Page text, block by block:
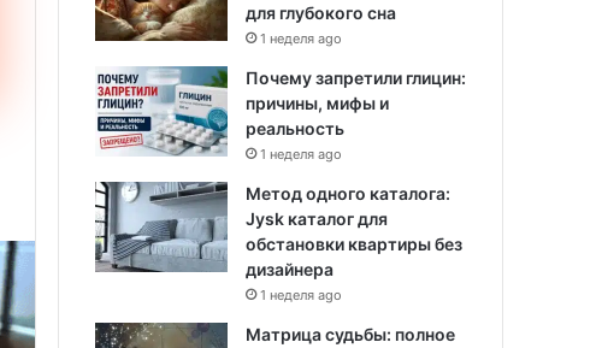
для глубокого сна
1 неделя ago
Почему запретили глицин:
причины, мифы и
реальность
1 неделя ago
Метод одного каталога:
Jysk каталог для
обстановки квартиры без
дизайнера
1 неделя ago
Матрица судьбы: полное